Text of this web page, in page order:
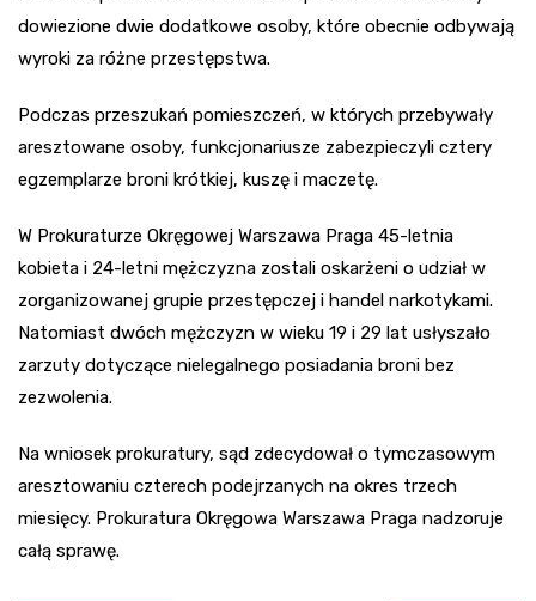
dowiezione dwie dodatkowe osoby, które obecnie odbywają
wyroki za różne przestępstwa.
Podczas przeszukań pomieszczeń, w których przebywały
aresztowane osoby, funkcjonariusze zabezpieczyli cztery
egzemplarze broni krótkiej, kuszę i maczetę.
W Prokuraturze Okręgowej Warszawa Praga 45-letnia
kobieta i 24-letni mężczyzna zostali oskarżeni o udział w
zorganizowanej grupie przestępczej i handel narkotykami.
Natomiast dwóch mężczyzn w wieku 19 i 29 lat usłyszało
zarzuty dotyczące nielegalnego posiadania broni bez
zezwolenia.
Na wniosek prokuratury, sąd zdecydował o tymczasowym
aresztowaniu czterech podejrzanych na okres trzech
miesięcy. Prokuratura Okręgowa Warszawa Praga nadzoruje
całą sprawę.